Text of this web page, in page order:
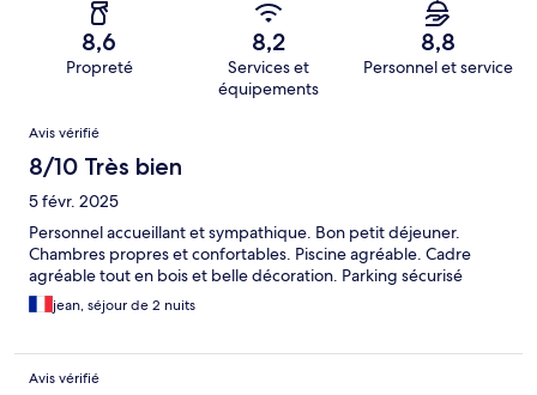
8,6
Propreté
8,2
Services et
équipements
8,8
Personnel et service
Avis
Avis vérifié
8/10 Très bien
5 févr. 2025
Personnel accueillant et sympathique. Bon petit déjeuner.
Chambres propres et confortables. Piscine agréable. Cadre
agréable tout en bois et belle décoration. Parking sécurisé
jean, séjour de 2 nuits
Avis vérifié